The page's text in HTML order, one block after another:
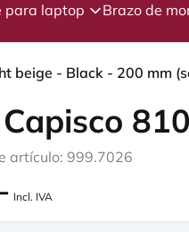
para laptop Brazo de
artículo: 999.7026
Incl. IVA